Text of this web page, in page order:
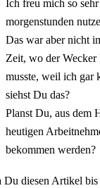
Ich freu mich so
morgenstunden
Das war aber nicht
Zeit, wo der Wecker
musste, weil ich gar
siehst Du das?
Planst Du, aus dem
heutigen
bekommen werden?
Du diesen Artikel bis